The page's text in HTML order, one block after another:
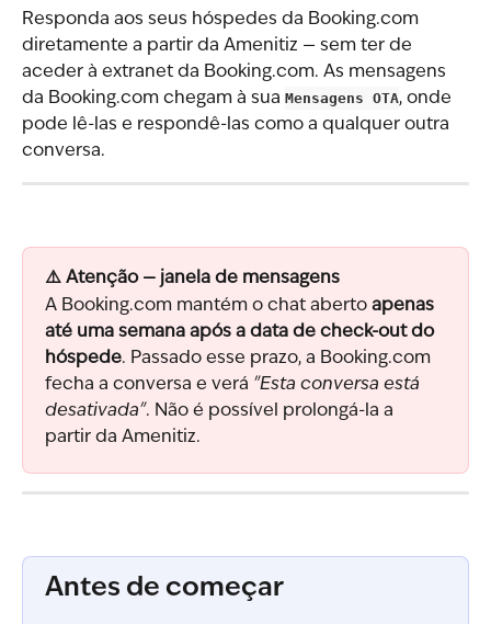
Responda aos seus hóspedes da Booking.com
diretamente a partir da Amenitiz — sem ter de
aceder à extranet da Booking.com. As mensagens
da Booking.com chegam à sua Mensagens OTA, onde
pode lê-las e respondê-las como a qualquer outra
conversa.
⚠️ Atenção — janela de mensagens
A Booking.com mantém o chat aberto apenas
até uma semana após a data de check-out do
hóspede. Passado esse prazo, a Booking.com
fecha a conversa e verá "Esta conversa está
desativada". Não é possível prolongá-la a
partir da Amenitiz.
Antes de começar